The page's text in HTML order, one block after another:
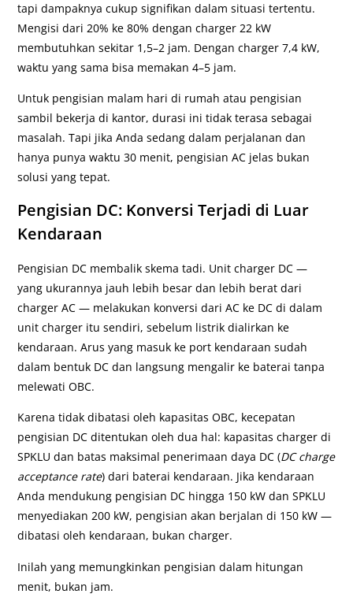
tapi dampaknya cukup signifikan dalam situasi tertentu.
Mengisi dari 20% ke 80% dengan charger 22 kW
membutuhkan sekitar 1,5–2 jam. Dengan charger 7,4 kW,
waktu yang sama bisa memakan 4–5 jam.
Untuk pengisian malam hari di rumah atau pengisian
sambil bekerja di kantor, durasi ini tidak terasa sebagai
masalah. Tapi jika Anda sedang dalam perjalanan dan
hanya punya waktu 30 menit, pengisian AC jelas bukan
solusi yang tepat.
Pengisian DC: Konversi Terjadi di Luar
Kendaraan
Pengisian DC membalik skema tadi. Unit charger DC —
yang ukurannya jauh lebih besar dan lebih berat dari
charger AC — melakukan konversi dari AC ke DC di dalam
unit charger itu sendiri, sebelum listrik dialirkan ke
kendaraan. Arus yang masuk ke port kendaraan sudah
dalam bentuk DC dan langsung mengalir ke baterai tanpa
melewati OBC.
Karena tidak dibatasi oleh kapasitas OBC, kecepatan
pengisian DC ditentukan oleh dua hal: kapasitas charger di
SPKLU dan batas maksimal penerimaan daya DC (DC charge
acceptance rate) dari baterai kendaraan. Jika kendaraan
Anda mendukung pengisian DC hingga 150 kW dan SPKLU
menyediakan 200 kW, pengisian akan berjalan di 150 kW —
dibatasi oleh kendaraan, bukan charger.
Inilah yang memungkinkan pengisian dalam hitungan
menit, bukan jam.